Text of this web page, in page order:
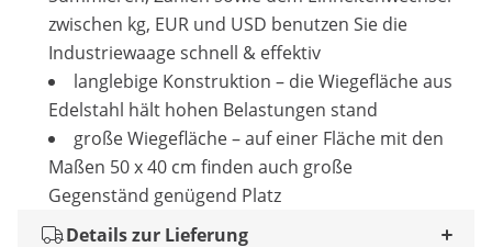
zwischen kg, EUR und USD benutzen Sie die
Industriewaage schnell & effektiv
langlebige Konstruktion – die Wiegefläche aus
Edelstahl hält hohen Belastungen stand
große Wiegefläche – auf einer Fläche mit den
Maßen 50 x 40 cm finden auch große
Gegenständ genügend Platz
Details zur Lieferung